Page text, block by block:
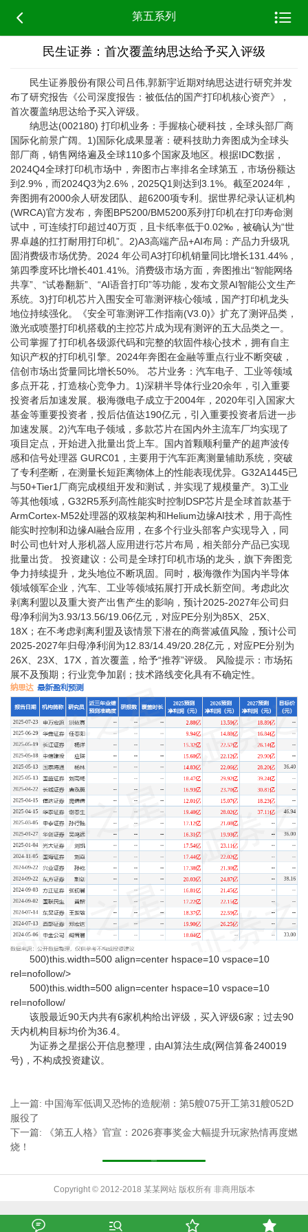
 第五系列 
民生证券：首次覆盖纳思达给予买入评级
民生证券股份有限公司吕伟,郭新宇近期对纳思达进行研究并发
布了研究报告《公司深度报告：被低估的国产打印机核心资产》，
首次覆盖纳思达给予买入评级。
纳思达(002180) 打印机业务：手握核心硬科技，全球头部厂商
国际化前景广阔。1)国际化成果显著：硬科技助力奔图成为全球头
部厂商，销售网络遍及全球110多个国家及地区。根据IDC数据，
2024Q4全球打印机市场中，奔图市占率排名全球第五，市场份额达
到2.9%，而2024Q3为2.6%，2025Q1则达到3.1%。截至2024年，
奔图拥有2000余人研发团队、超6200项专利。据世界纪录认证机构
(WRCA)官方发布，奔图BP5200/BM5200系列打印机在打印寿命测
试中，可连续打印超过40万页，且卡纸率低于0.02‰，被确认为“世
界卓越的扛打耐用打印机”。2)A3高端产品+AI布局：产品力升级巩
固消费级市场优势。2024 年公司A3打印机销量同比增长131.44%，
第四季度环比增长401.41%。消费级市场方面，奔图推出“智能网络
共享”、“试卷翻新”、“AI语音打印”等功能，发布文景AI智能公文生产
系统。3)打印机芯片入围安全可靠测评核心领域，国产打印机龙头
地位持续强化。《安全可靠测评工作指南(V3.0)》扩充了测评品类，
激光或喷墨打印机搭载的主控芯片成为现有测评的五大品类之一。
公司掌握了打印机各级源代码和完整的软固件核心技术，拥有自主
知识产权的打印机引擎。2024年奔图在金融等重点行业不断突破，
信创市场出货量同比增长50%。 芯片业务：汽车电子、工业等领域
多点开花，打造核心竞争力。1)深耕半导体行业20余年，引入重要
投资者后加速发展。极海微电子成立于2004年，2020年引入国家大
基金等重要投资者，投后估值达190亿元，引入重要投资者后进一步
加速发展。2)汽车电子领域，多款芯片在国内外主流车厂均实现了
项目定点，开始进入批量出货上车。国内首颗顺利量产的超声波传
感和信号处理器 GURC01，主要用于汽车距离测量辅助系统，突破
了专利垄断，在测量长短距离物体上的性能表现优异。G32A1445已
与50+Tier1厂商完成模组开发和测试，并实现了规模量产。3)工业
等其他领域，G32R5系列高性能实时控制DSP芯片是全球首款基于
ArmCortex-M52处理器的双核架构和Helium边缘AI技术，用于高性
能实时控制和边缘AI融合应用，在多个行业头部客户实现导入，同
时公司也针对人形机器人应用进行芯片布局，相关部分产品已实现
批量出货。 投资建议：公司是全球打印机市场的龙头，旗下奔图竞
争力持续提升，龙头地位不断巩固。同时，极海微作为国内半导体
领域领军企业，汽车、工业等领域拓展打开成长新空间。考虑此次
剥离利盟以及重大资产出售产生的影响，预计2025-2027年公司归
母净利润为3.93/13.56/19.06亿元，对应PE分别为85X、25X、
18X；在不考虑剥离利盟及该情景下潜在的商誉减值风险，预计公司
2025-2027年归母净利润为12.83/14.49/20.28亿元，对应PE分别为
26X、23X、17X，首次覆盖，给予“推荐”评级。 风险提示：市场拓
展不及预期；行业竞争加剧；技术路线变化具有不确定性。
500)this.width=500 align=center hspace=10 vspace=10
rel=nofollow/>
500)this.width=500 align=center hspace=10 vspace=10
rel=nofollow/
该股最近90天内共有6家机构给出评级，买入评级6家；过去90
天内机构目标均价为36.4。
为证券之星据公开信息整理，由AI算法生成(网信算备240019
号)，不构成投资建议。
上一篇: 中国海军低调又恐怖的造舰潮：第5艘075开工第31艘052D
服役了
下一篇: 《第五人格》官宣：2026赛事奖金大幅提升玩家热情再度燃
烧！
Copyright © 2012-2018 某某网站 版权所有 非商用版本
   